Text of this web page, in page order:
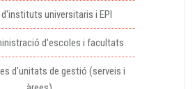
universitaris i EPI
d'escoles i facultats
d'unitats de gestió (serveis i